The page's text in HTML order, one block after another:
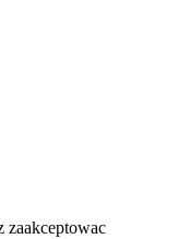
zaakceptowac